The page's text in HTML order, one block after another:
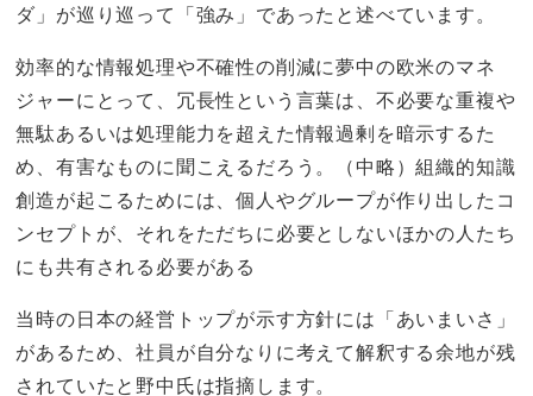
ダ」が巡り巡って「強み」であったと述べています。
効率的な情報処理や不確性の削減に夢中の欧米のマネ
ジャーにとって、冗長性という言葉は、不必要な重複や
無駄あるいは処理能力を超えた情報過剰を暗示するた
め、有害なものに聞こえるだろう。（中略）組織的知識
創造が起こるためには、個人やグループが作り出したコ
ンセプトが、それをただちに必要としないほかの人たち
にも共有される必要がある
当時の日本の経営トップが示す方針には「あいまいさ」
があるため、社員が自分なりに考えて解釈する余地が残
されていたと野中氏は指摘します。